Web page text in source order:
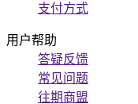
支付方式
用户帮助
答疑反馈
常见问题
往期商盟